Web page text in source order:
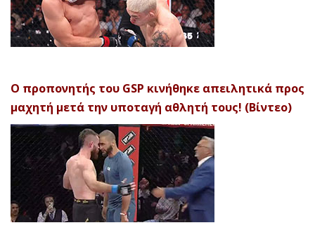
Ο προπονητής του GSP κινήθηκε απειλητικά προς
μαχητή μετά την υποταγή αθλητή τους! (Βίντεο)